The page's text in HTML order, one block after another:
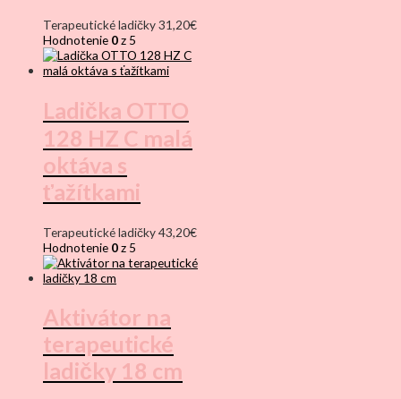
Terapeutické ladičky31,20€
Hodnotenie 0z 5
Ladička OTTO
128 HZ C malá
oktáva s
ťažítkami
Terapeutické ladičky43,20€
Hodnotenie 0z 5
Aktivátor na
terapeutické
ladičky 18 cm